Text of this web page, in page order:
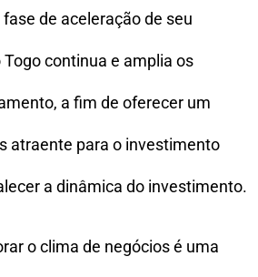
de aceleração de seu
continua e amplia os
a fim de oferecer um
atraente para o investimento
a dinâmica do investimento.
o clima de negócios é uma